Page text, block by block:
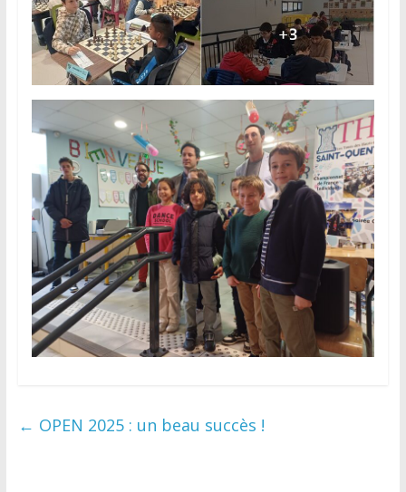
← OPEN 2025 : un beau succès !